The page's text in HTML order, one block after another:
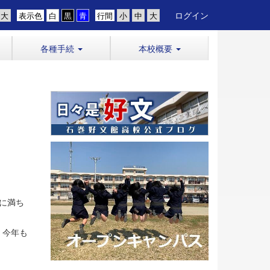
行間
表示色 ログイン
各種手続 本校概要
満ち
年も